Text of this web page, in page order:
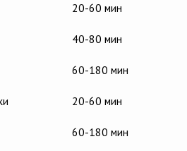
20-60 мин
40-80 мин
60-180 мин
20-60 мин
60-180 мин